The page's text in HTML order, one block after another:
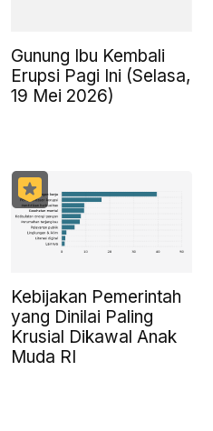
Gunung Ibu Kembali
Erupsi Pagi Ini (Selasa,
19 Mei 2026)
Kebijakan Pemerintah
yang Dinilai Paling
Krusial Dikawal Anak
Muda RI